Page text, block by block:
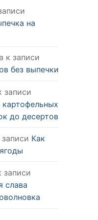
на
к записи
без выпечки
записи
до десертов
записи Как
записи
слава